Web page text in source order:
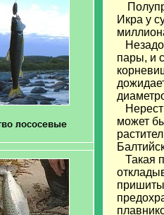
Икра у
пары, и
Нерест
может
Такая